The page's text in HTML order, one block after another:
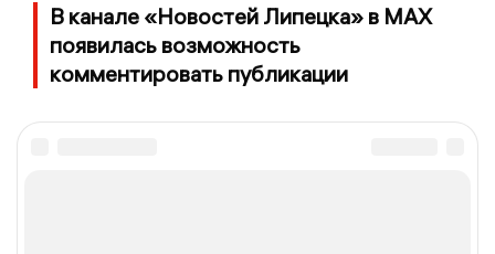
В канале «Новостей Липецка» в MAX
появилась возможность
комментировать публикации